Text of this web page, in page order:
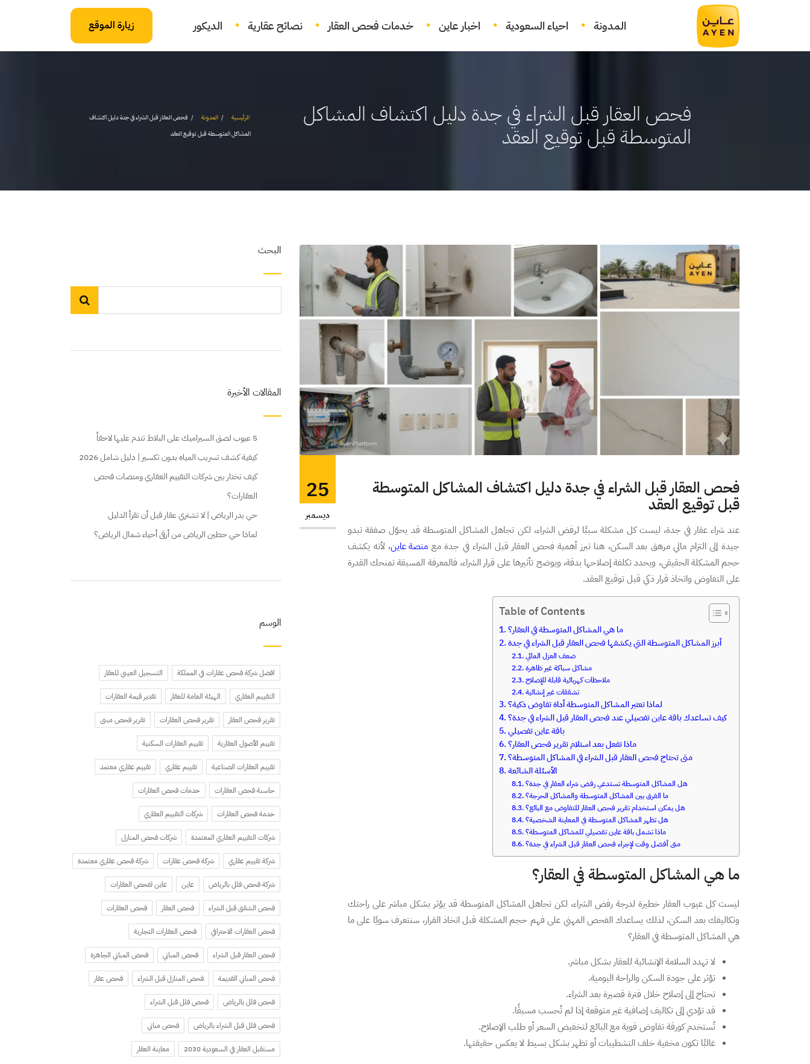
المدونة احياء السعودية اخبار عاين خدمات فحص العقار نصائح عقارية الديكور زيارة الموقع
فحص العقار قبل الشراء في جدة دليل اكتشاف المشاكل
المتوسطة قبل توقيع العقد
الرئيسية المدونة
فحص العقار قبل الشراء في جدة دليل اكتشاف
المشاكل المتوسطة قبل توقيع العقد
فحص العقار قبل الشراء في جدة دليل اكتشاف المشاكل المتوسطة
قبل توقيع العقد
عند شراء عقار في جدة، ليست كل مشكلة سببًا لرفض الشراء، لكن تجاهل المشاكل المتوسطة قد يحوّل صفقة تبدو
جيدة إلى التزام مالي مرهق بعد السكن، هنا تبرز أهمية فحص العقار قبل الشراء في جدة مع منصة عاين، لأنه يكشف
حجم المشكلة الحقيقي، ويحدد تكلفة إصلاحها بدقة، ويوضح تأثيرها على قرار الشراء، فالمعرفة المسبقة تمنحك القدرة
على التفاوض واتخاذ قرار ذكي قبل توقيع العقد.
Table of Contents
ما هي المشاكل المتوسطة في العقار؟
أبرز المشاكل المتوسطة التي يكشفها فحص العقار قبل الشراء في جدة
ضعف العزل المائي
مشاكل سباكة غير ظاهرة
ملاحظات كهربائية قابلة للإصلاح
تشققات غير إنشائية
لماذا تعتبر المشاكل المتوسطة أداة تفاوض ذكية؟
كيف تساعدك باقة عاين تفصيلي عند فحص العقار قبل الشراء في جدة؟
باقة عاين تفصيلي
ماذا تفعل بعد استلام تقرير فحص العقار؟
متى تحتاج فحص العقار قبل الشراء في المشاكل المتوسطة؟
الأسئلة الشائعة
هل المشاكل المتوسطة تستدعي رفض شراء العقار في جدة؟
ما الفرق بين المشاكل المتوسطة والمشاكل الحرجة؟
هل يمكن استخدام تقرير فحص العقار للتفاوض مع البائع؟
هل تظهر المشاكل المتوسطة في المعاينة الشخصية؟
ماذا تشمل باقة عاين تفصيلي للمشاكل المتوسطة؟
متى أفضل وقت لإجراء فحص العقار قبل الشراء في جدة؟
ما هي المشاكل المتوسطة في العقار؟
ليست كل عيوب العقار خطيرة لدرجة رفض الشراء، لكن تجاهل المشاكل المتوسطة قد يؤثر بشكل مباشر على راحتك
وتكاليفك بعد السكن، لذلك يساعدك الفحص المهني على فهم حجم المشكلة قبل اتخاذ القرار، سنتعرف سويًا على ما
هي المشاكل المتوسطة في العقار؟
لا تهدد السلامة الإنشائية للعقار بشكل مباشر.
تؤثر على جودة السكن والراحة اليومية.
تحتاج إلى إصلاح خلال فترة قصيرة بعد الشراء.
قد تؤدي إلى تكاليف إضافية غير متوقعة إذا لم تُحسب مسبقًا.
تُستخدم كورقة تفاوض قوية مع البائع لتخفيض السعر أو طلب الإصلاح.
غالبًا تكون مخفية خلف التشطيبات أو تظهر بشكل بسيط لا يعكس حقيقتها.
25
ديسمبر
البحث
المقالات الأخيرة
5 عيوب لصق السيراميك على البلاط تندم عليها لاحقاً
كيفية كشف تسريب المياه بدون تكسير | دليل شامل 2026
كيف تختار بين شركات التقييم العقاري ومنصات فحص
العقارات؟
حي بدر الرياض | لا تشتري عقار قبل أن تقرأ الدليل
لماذا حي حطين الرياض من أرقى أحياء شمال الرياض؟
الوسم
افضل شركة فحص عقارات في المملكة التسجيل العيني للعقار
التقييم العقاري الهيئة العامة للعقار تقدير قيمة العقارات
تقرير فحص العقار تقرير فحص العقارات تقرير فحص مبنى
تقييم الأصول العقارية تقييم العقارات السكنية
تقييم العقارات الصناعية تقييم عقاري تقييم عقاري معتمد
حاسبة فحص العقارات خدمات فحص العقارات
خدمة فحص العقارات شركات التقييم العقاري
شركات التقييم العقاري المعتمدة شركات فحص المنازل
شركة تقييم عقاري شركة فحص عقارات شركة فحص عقاري معتمدة
شركة فحص فلل بالرياض عاين عاين لفحص العقارات
فحص الشقق قبل الشراء فحص العقار فحص العقارات
فحص العقارات الاحترافي فحص العقارات التجارية
فحص العقار قبل الشراء فحص المباني فحص المباني الجاهزة
فحص المباني القديمة فحص المنازل قبل الشراء فحص عقار
فحص فلل بالرياض فحص فلل قبل الشراء
فحص فلل قبل الشراء بالرياض فحص مباني
مستقبل العقار في السعودية 2030 معاينة العقار